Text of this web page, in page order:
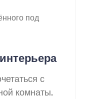
под
с
комнаты.